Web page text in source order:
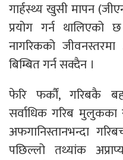
गार्हस्थ्य खुसी मापन
प्रयोग गर्न
नागरिकको
बिम्बित गर्न सक्दैन ।
फेरि फर्कौं, गरिबकै
सर्वाधिक गरिब मुलुकका
अफगानिस्तानभन्दा
पछिल्लो तथ्यांक